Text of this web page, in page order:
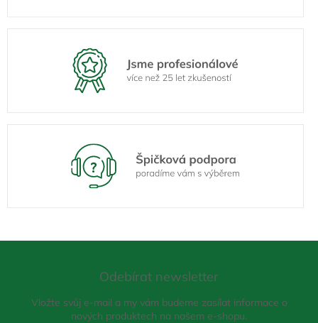
Odebírat newsletter
Vložte svůj e-mail a my vám budeme zasílat informace o
nových produktech na našem e-shopu.